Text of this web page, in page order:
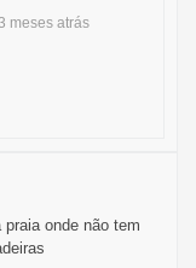
meses atrás
onde não tem